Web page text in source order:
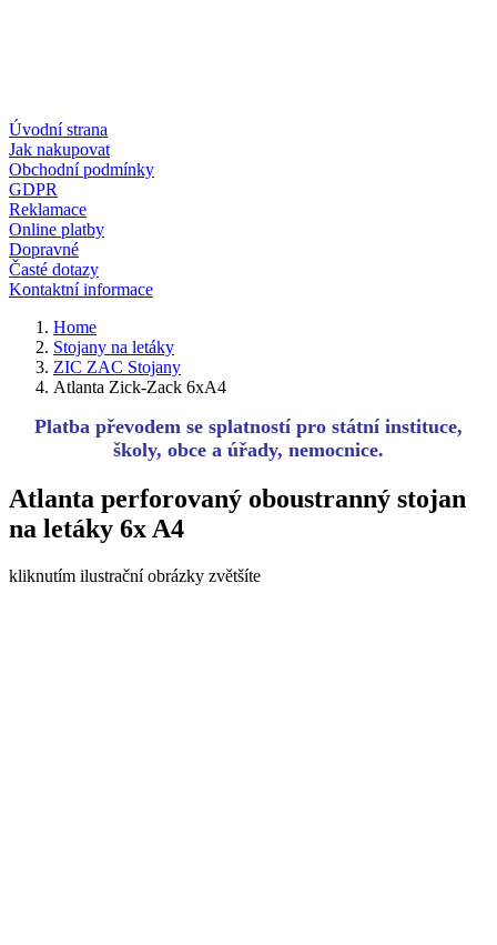
Úvodní strana
Jak nakupovat
Obchodní podmínky
GDPR
Reklamace
Online platby
Dopravné
Časté dotazy
Kontaktní informace
Home
Stojany na letáky
ZIC ZAC Stojany
Atlanta Zick-Zack 6xA4
Platba převodem se splatností pro státní instituce,
školy, obce a úřady, nemocnice.
Atlanta perforovaný oboustranný stojan
na letáky 6x A4
kliknutím ilustrační obrázky zvětšíte